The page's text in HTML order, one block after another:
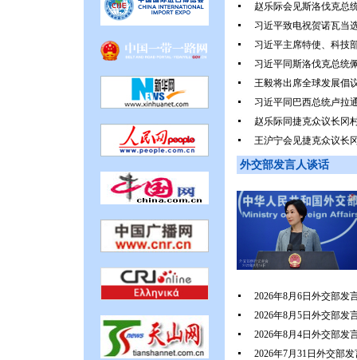
赵乐际会见斯洛伐克总
习近平致电祝贺诺瓦当
习近平主席特使、科技
习近平同斯洛伐克总统
王毅将出席全球发展倡
习近平同巴西总统卢拉
赵乐际同捷克众议长冈
王沪宁会见捷克众议长
外交部发言人谈话
2026年8月6日外交部发
2026年8月5日外交部发
2026年8月4日外交部发
2026年7月31日外交部